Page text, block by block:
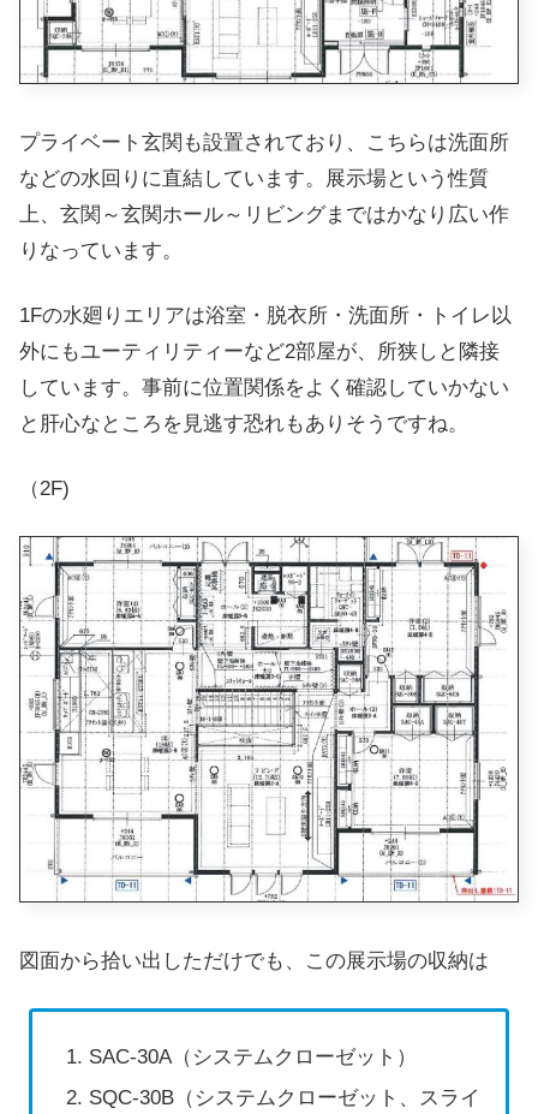
プライベート玄関も設置されており、こちらは洗面所
などの水回りに直結しています。展示場という性質
上、玄関～玄関ホール～リビングまではかなり広い作
りなっています。
1Fの水廻りエリアは浴室・脱衣所・洗面所・トイレ以
外にもユーティリティーなど2部屋が、所狭しと隣接
しています。事前に位置関係をよく確認していかない
と肝心なところを見逃す恐れもありそうですね。
（2F)
図面から拾い出しただけでも、この展示場の収納は
SAC-30A（システムクローゼット）
SQC-30B（システムクローゼット、スライ